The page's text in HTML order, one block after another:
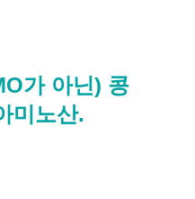
가 아닌) 콩
미노산.